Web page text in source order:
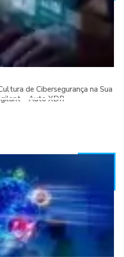
de Cibersegurança na Sua
– Auto XDR